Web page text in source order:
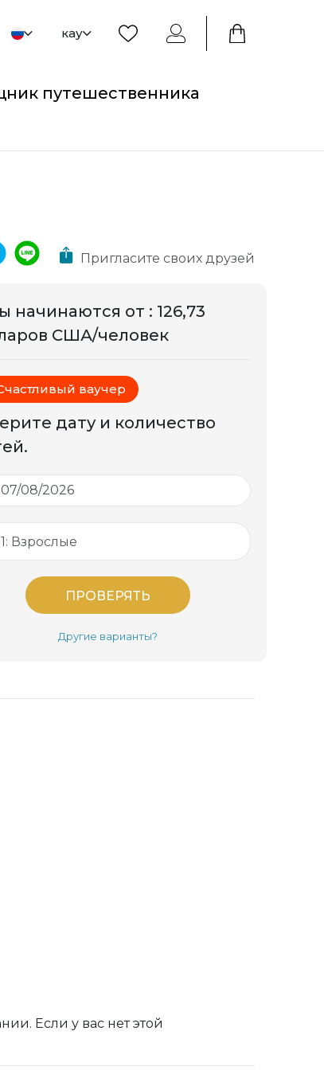
кау
путешественника
Пригласите своих друзей
начинаются от : 126,73
США/человек
ваучер
дату и количество
1: Взрослые
ПРОВЕРЯТЬ
Другие варианты?
Если у вас нет этой